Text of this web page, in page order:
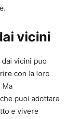
vicini
vicini puo
con la loro
Ma
puoi adottare
e vivere